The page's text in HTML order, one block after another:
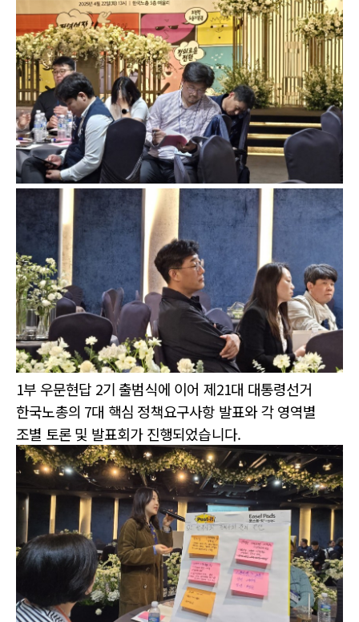
1부 우문현답 2기 출범식에 이어 제21대 대통령선거
한국노총의 7대 핵심 정책요구사항 발표와 각 영역별
조별 토론 및 발표회가 진행되었습니다.